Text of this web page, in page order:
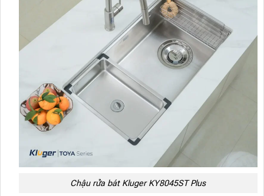
Chậu rửa bát Kluger KY8045ST Plus